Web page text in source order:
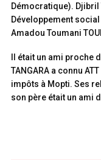
Démocratique). Djibril
Développement
Amadou Toumani
Il était un ami proche
TANGARA a connu
impôts à Mopti. Ses
son père était un ami